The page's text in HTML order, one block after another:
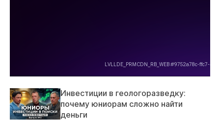
Инвестиции в геологоразведку:
почему юниорам сложно найти
деньги